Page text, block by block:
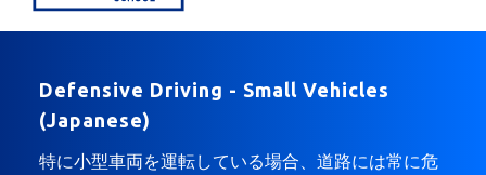
Defensive Driving - Small Vehicles
(Japanese)
特に小型車両を運転している場合、道路には常に危